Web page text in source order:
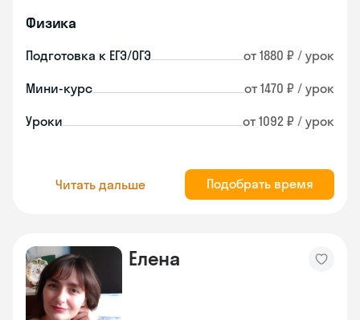
Физика
Подготовка к ЕГЭ/ОГЭ от 1880 ₽ / урок
Мини-курс от 1470 ₽ / урок
Уроки от 1092 ₽ / урок
Читать дальше Подобрать время
Елена